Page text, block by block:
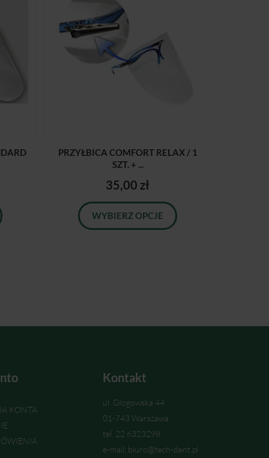
PRZYŁBICA COMFORT RELAX / 1
SZT. + ...
35,00 zł
WYBIERZ OPCJE
KONTA
Kontakt
ul. Głogowska 44
01-743 Warszawa
tel. 22 6323298
e-mail: biuro@tech-dent.pl